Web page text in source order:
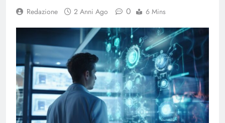
Redazione 2 Anni Ago 0 6 Mins